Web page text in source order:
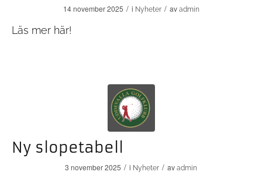
14 november 2025 / i Nyheter / av admin
Läs mer här!
Ny slopetabell
3 november 2025 / i Nyheter / av admin